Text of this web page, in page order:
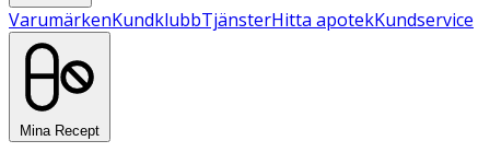
VarumärkenKundklubbTjänsterHitta apotekKundservice
Mina Recept